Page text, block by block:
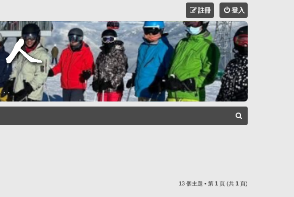
登入
註冊
13 個主題 • 第 1 頁 (共 1 頁)